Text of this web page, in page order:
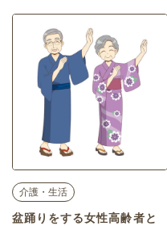
介護・生活
盆踊りをする女性高齢者と